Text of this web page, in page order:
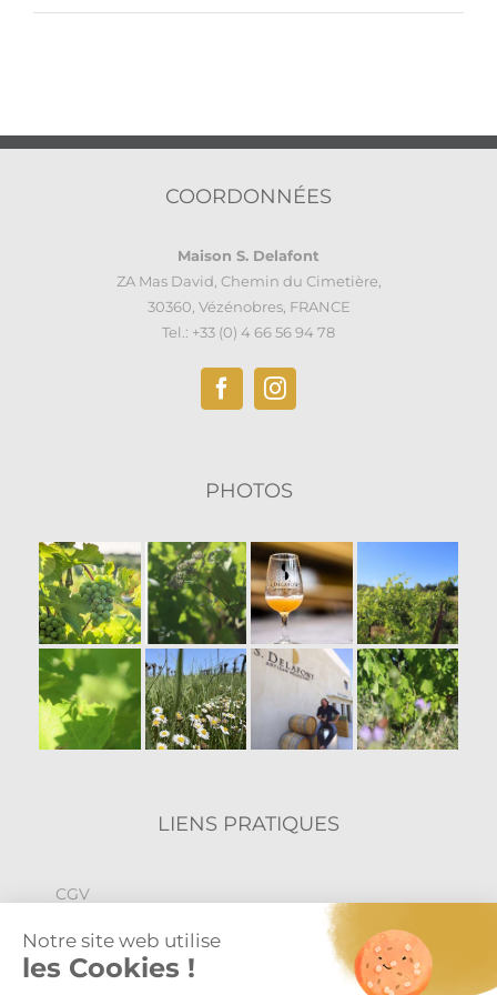
COORDONNÉES
Maison S. Delafont
ZA Mas David, Chemin du Cimetière,
30360, Vézénobres, FRANCE
Tel.: +33 (0) 4 66 56 94 78
PHOTOS
LIENS PRATIQUES
CGV
Politique de confidentialité